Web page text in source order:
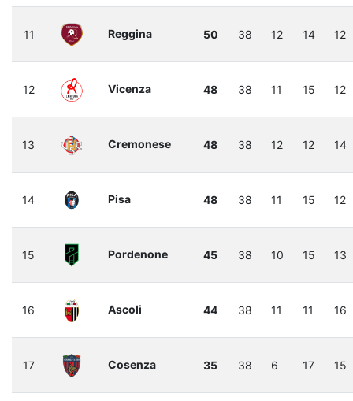
11 Reggina 50 38 12 14 12
12 Vicenza 48 38 11 15 12
13 Cremonese 48 38 12 12 14
14 Pisa 48 38 11 15 12
15 Pordenone 45 38 10 15 13
16 Ascoli 44 38 11 11 16
17 Cosenza 35 38 6 17 15